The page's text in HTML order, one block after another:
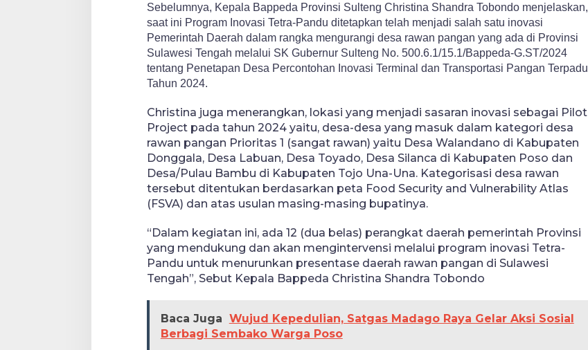
Sebelumnya, Kepala Bappeda Provinsi Sulteng Christina Shandra Tobondo menjelaskan,
saat ini Program Inovasi Tetra-Pandu ditetapkan telah menjadi salah satu inovasi
Pemerintah Daerah dalam rangka mengurangi desa rawan pangan yang ada di Provinsi
Sulawesi Tengah melalui SK Gubernur Sulteng No. 500.6.1/15.1/Bappeda-G.ST/2024
tentang Penetapan Desa Percontohan Inovasi Terminal dan Transportasi Pangan Terpadu
Tahun 2024.
Christina juga menerangkan, lokasi yang menjadi sasaran inovasi sebagai Pilot
Project pada tahun 2024 yaitu, desa-desa yang masuk dalam kategori desa
rawan pangan Prioritas 1 (sangat rawan) yaitu Desa Walandano di Kabupaten
Donggala, Desa Labuan, Desa Toyado, Desa Silanca di Kabupaten Poso dan
Desa/Pulau Bambu di Kabupaten Tojo Una-Una. Kategorisasi desa rawan
tersebut ditentukan berdasarkan peta Food Security and Vulnerability Atlas
(FSVA) dan atas usulan masing-masing bupatinya.
“Dalam kegiatan ini, ada 12 (dua belas) perangkat daerah pemerintah Provinsi
yang mendukung dan akan mengintervensi melalui program inovasi Tetra-
Pandu untuk menurunkan presentase daerah rawan pangan di Sulawesi
Tengah”, Sebut Kepala Bappeda Christina Shandra Tobondo
Baca Juga Wujud Kepedulian, Satgas Madago Raya Gelar Aksi Sosial
Berbagi Sembako Warga Poso